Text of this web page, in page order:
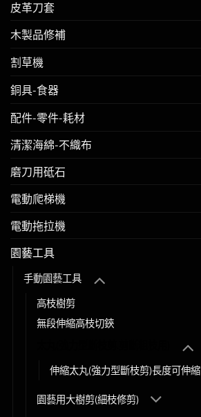
皮革刀套
木製品修補
割草機
銅具-食器
配件-零件-耗材
清潔海綿-不織布
磨刀用砥石
電動爬梯機
電動拖拉機
園藝工具
手動園藝工具
高枝樹剪
無段伸縮高枝切鋏
伸縮太丸(強力型斷枝剪)長度可伸縮
園藝用大樹剪(細枝修剪)